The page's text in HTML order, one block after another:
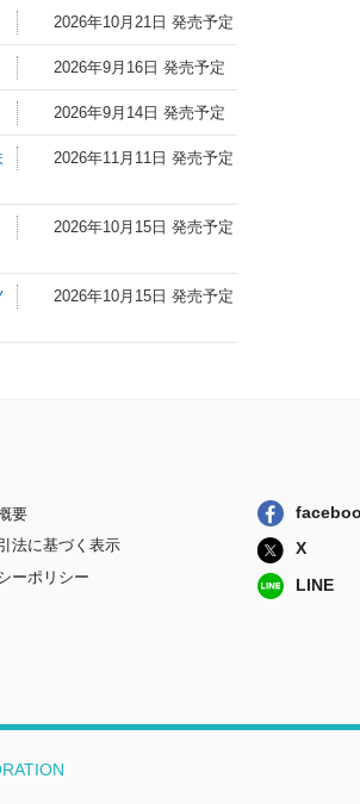
2026年10月21日 発売予定
2026年9月16日 発売予定
2026年9月14日 発売予定
2026年11月11日 発売予定
2026年10月15日 発売予定
2026年10月15日 発売予定
要
法に基づく表示
ーポリシー
X
LINE